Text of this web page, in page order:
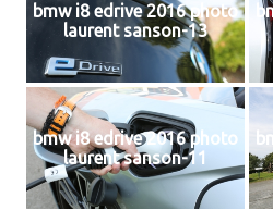
bmw i8 edrive 2016 photo
laurent sanson-13
bmw i8 edrive 2016 photo
laurent sanson-11